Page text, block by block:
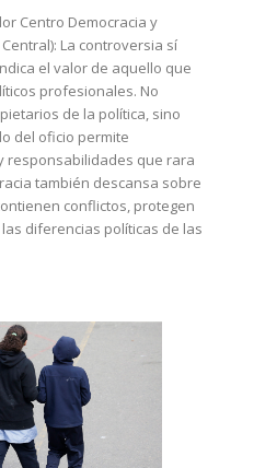
Centro Democracia y
La controversia sí
el valor de aquello que
profesionales. No
de la política, sino
del oficio permite
responsabilidades que rara
también descansa sobre
conflictos, protegen
diferencias políticas de las